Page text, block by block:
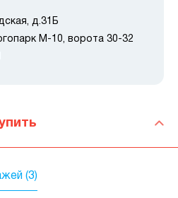
д.31Б
М-10, ворота 30-32
(3)